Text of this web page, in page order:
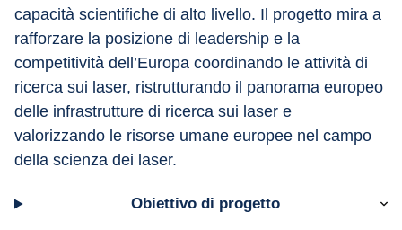
capacità scientifiche di alto livello. Il progetto mira a
rafforzare la posizione di leadership e la
competitività dell’Europa coordinando le attività di
ricerca sui laser, ristrutturando il panorama europeo
delle infrastrutture di ricerca sui laser e
valorizzando le risorse umane europee nel campo
della scienza dei laser.
Obiettivo di progetto